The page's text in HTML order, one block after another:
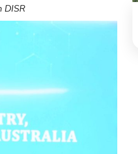
DISR